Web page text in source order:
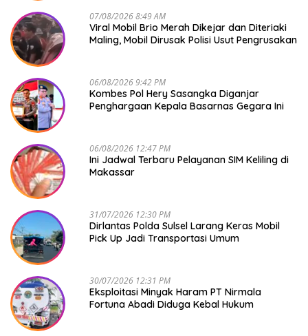
07/08/2026 8:49 AM
Viral Mobil Brio Merah Dikejar dan Diteriaki
Maling, Mobil Dirusak Polisi Usut Pengrusakan
06/08/2026 9:42 PM
Kombes Pol Hery Sasangka Diganjar
Penghargaan Kepala Basarnas Gegara Ini
06/08/2026 12:47 PM
Ini Jadwal Terbaru Pelayanan SIM Keliling di
Makassar
31/07/2026 12:30 PM
Dirlantas Polda Sulsel Larang Keras Mobil
Pick Up Jadi Transportasi Umum
30/07/2026 12:31 PM
Eksploitasi Minyak Haram PT Nirmala
Fortuna Abadi Diduga Kebal Hukum